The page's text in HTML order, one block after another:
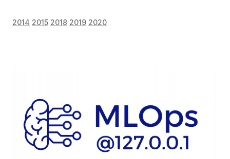
2014 2015 2018 2019 2020